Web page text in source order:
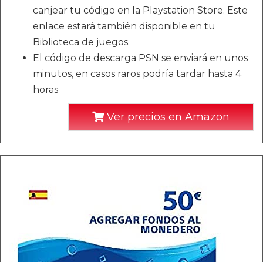
canjear tu código en la Playstation Store. Este
enlace estará también disponible en tu
Biblioteca de juegos.
El código de descarga PSN se enviará en unos
minutos, en casos raros podría tardar hasta 4
horas
Ver precios en Amazon